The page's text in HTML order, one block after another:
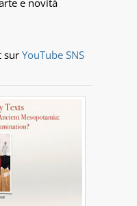
e novità
sur YouTube SNS